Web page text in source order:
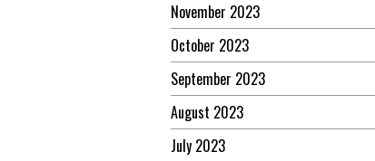
November 2023
October 2023
September 2023
August 2023
July 2023